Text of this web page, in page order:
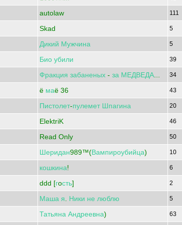
autolaw 111
Skad 5
Дикий Мужчина 5
Био убили 39
Фракция забаненых - за МЕДВЕДА 34
ё маё 36 43
Пистолет-пулемет Шпагина 20
ElektriK 46
Read Only 50
Шеридан989™(Вампироубийца) 10
кошкина! 6
ddd [гoсть] 2
Маша я Ники не люблю 5
Татьяна Андреевна) 63